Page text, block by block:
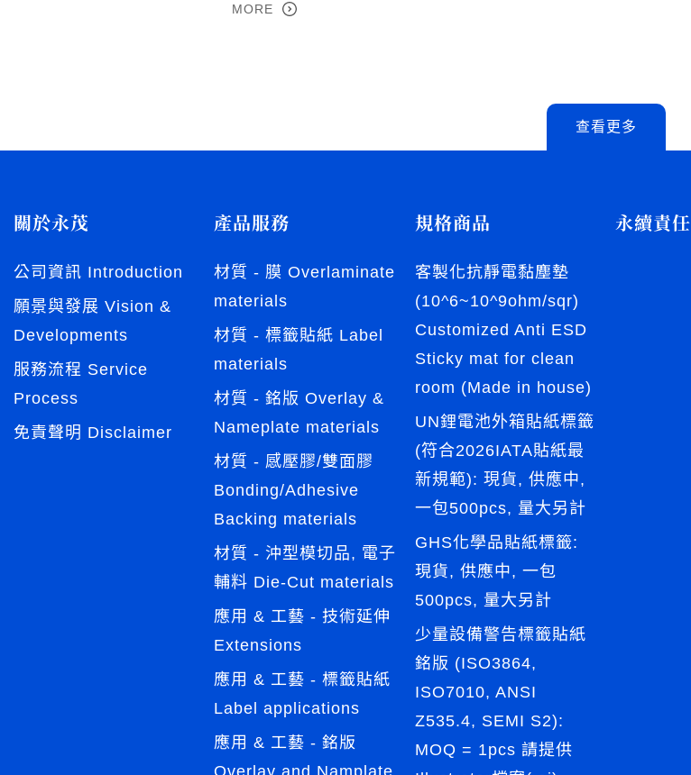
MORE
查看更多
關於永茂
公司資訊 Introduction
願景與發展 Vision &
Developments
服務流程 Service
Process
免責聲明 Disclaimer
產品服務
材質 - 膜 Overlaminate
materials
材質 - 標籤貼紙 Label
materials
材質 - 銘版 Overlay &
Nameplate materials
材質 - 感壓膠/雙面膠
Bonding/Adhesive
Backing materials
材質 - 沖型模切品, 電子
輔料 Die-Cut materials
應用 & 工藝 - 技術延伸
Extensions
應用 & 工藝 - 標籤貼紙
Label applications
應用 & 工藝 - 銘版
Overlay and Namplate
規格商品
客製化抗靜電黏塵墊
(10^6~10^9ohm/sqr)
Customized Anti ESD
Sticky mat for clean
room (Made in house)
UN鋰電池外箱貼紙標籤
(符合2026IATA貼紙最
新規範): 現貨, 供應中,
一包500pcs, 量大另計
GHS化學品貼紙標籤:
現貨, 供應中, 一包
500pcs, 量大另計
少量設備警告標籤貼紙
銘版 (ISO3864,
ISO7010, ANSI
Z535.4, SEMI S2):
MOQ = 1pcs 請提供
永續責任